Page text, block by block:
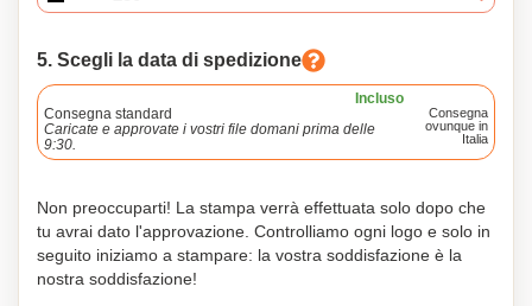
5. Scegli la data di spedizione
Incluso
Consegna standard
Caricate e approvate i vostri file domani prima delle
9:30.
Consegna
ovunque in
Italia
Non preoccuparti! La stampa verrà effettuata solo dopo che
tu avrai dato l'approvazione. Controlliamo ogni logo e solo in
seguito iniziamo a stampare: la vostra soddisfazione è la
nostra soddisfazione!